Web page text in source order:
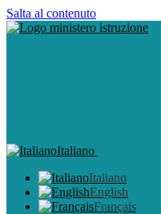
Salta al contenuto
Italiano
Italiano
English
Français